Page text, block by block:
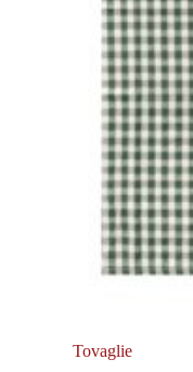
Tovaglie